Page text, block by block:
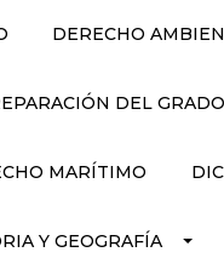
DERECHO
DEL GRADO
MARÍTIMO
Y GEOGRAFÍA